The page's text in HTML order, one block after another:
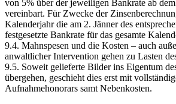
von 5% über der jeweiligen Bankrate ab
vereinbart. Für Zwecke der
Kalenderjahr die am 2. Jänner des
festgesetzte Bankrate für das gesamte
9.4. Mahnspesen und die Kosten – auch
anwaltlicher Intervention gehen zu Lasten
9.5. Soweit gelieferte Bilder ins Eigentum
übergehen, geschieht dies erst mit
Aufnahmehonorars samt Nebenkosten.